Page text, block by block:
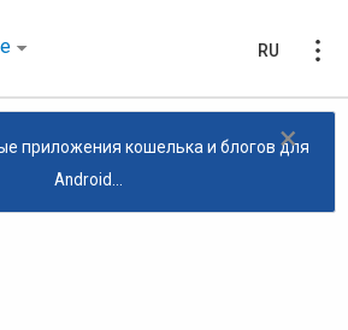
RU
×
приложения кошелька и блогов для
Android...